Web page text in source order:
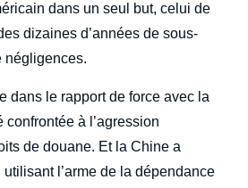
dans un seul but, celui de
dizaines d’années de sous-
négligences.
dans le rapport de force avec la
à l’agression
de douane. Et la Chine a
utilisant l’arme de la dépendance